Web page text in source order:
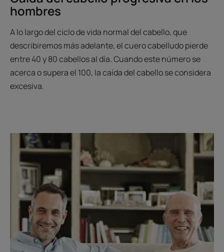
hombres
A lo largo del ciclo de vida normal del cabello, que
describiremos más adelante, el cuero cabelludo pierde
entre 40 y 80 cabellos al día. Cuando este número se
acerca o supera el 100, la caída del cabello se considera
excesiva.